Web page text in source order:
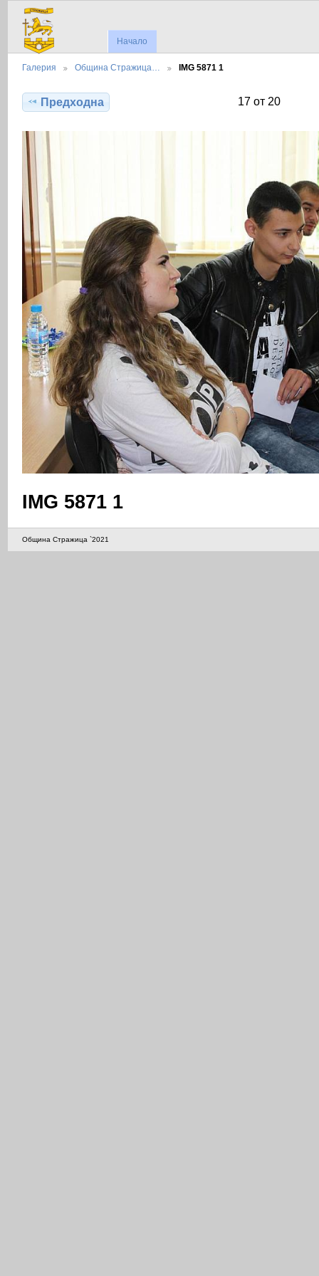
Начало
Галерия Община Стражица… IMG 5871 1
Предходна 17 от 20
IMG 5871 1
Община Стражица `2021